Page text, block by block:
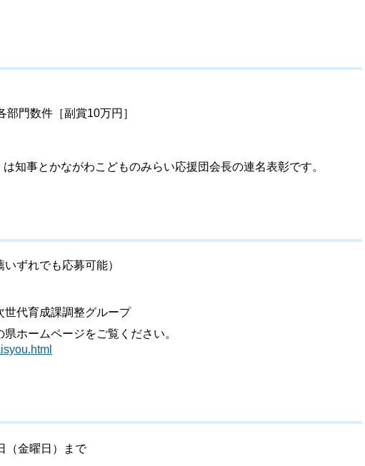
門数件［副賞10万円］
知事とかながわこどものみらい応援団会長の連名表彰です。
ずれでも応募可能）
世代育成課調整グループ
ホームページをご覧ください。
（金曜日）まで